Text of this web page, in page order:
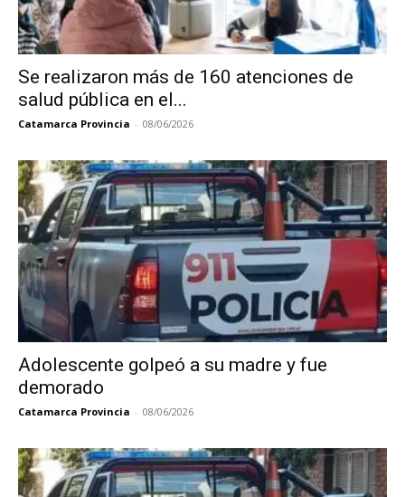
Se realizaron más de 160 atenciones de
salud pública en el...
Catamarca Provincia - 08/06/2026
Adolescente golpeó a su madre y fue
demorado
Catamarca Provincia - 08/06/2026